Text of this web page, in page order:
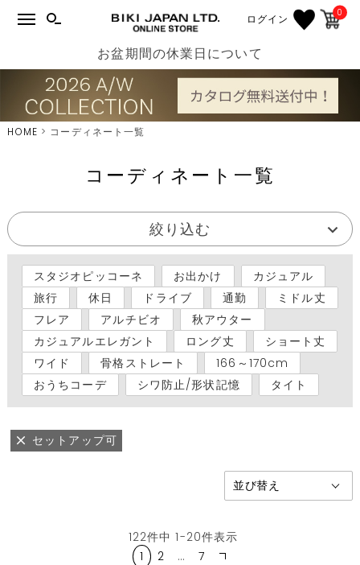
ログイン 0
お盆期間の休業日について
HOME コーディネート一覧
コーディネート一覧
絞り込む
スタジオピッコーネ お出かけ
カジュアル
旅行
休日 ドライブ 通勤
ミドル丈
フレア
アルチビオ
秋アウター
カジュアルエレガント
ロング丈
ショート丈
ワイド
骨格ストレート
166～170cm
おうちコーデ
シワ防止/形状記憶 タイト
セットアップ可
122件中 1-20件表示
1
2 … 7